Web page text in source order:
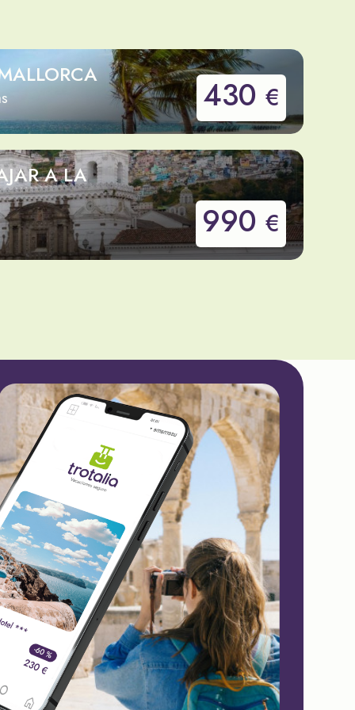
430 €
A LA
990 €